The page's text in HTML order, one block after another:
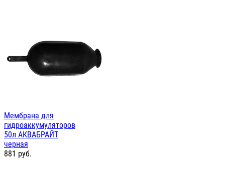
Мембрана для
гидроаккумуляторов
50л АКВАБРАЙТ
черная
881 руб.